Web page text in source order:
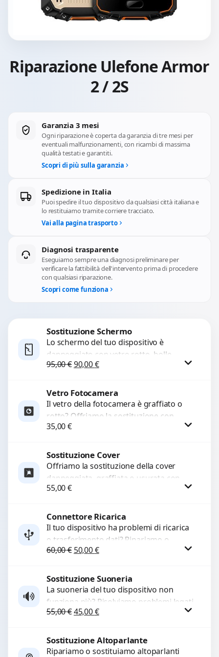
Riparazione Ulefone Armor
2 / 2S
Garanzia 3 mesi
Ogni riparazione è coperta da garanzia di tre mesi per
eventuali malfunzionamenti, con ricambi di massima
qualità testati e garantiti.
Scopri di più sulla garanzia
Spedizione in Italia
Puoi spedire il tuo dispositivo da qualsiasi città italiana e
lo restituiamo tramite corriere tracciato.
Vai alla pagina trasporto
Diagnosi trasparente
Eseguiamo sempre una diagnosi preliminare per
verificare la fattibilità dell'intervento prima di procedere
con qualsiasi riparazione.
Scopri come funziona
Sostituzione Schermo
Lo schermo del tuo dispositivo è
danneggiato con vetro rotto, bolle,
macchie, schermo nero o pixel morti?
95,00€Il prezzo originale era: 95,00 €.
90,00€Il prezzo attuale è: 90,00 €.
Procedi
Vetro Fotocamera
Il vetro della fotocamera è graffiato o
rotto? Offriamo la sostituzione con
ricambi di alta qualità garantiti per 3
35,00€
Procedi
Sostituzione Cover
Offriamo la sostituzione della cover
danneggiata, graffiata o usurata con
ricambi di alta qualità e garantiti.
55,00€
Procedi
Connettore Ricarica
Il tuo dispositivo ha problemi di ricarica
o trasferimento dati? Ripariamo o
sostituiamo connettori di ricarica guasti,
60,00€ Il prezzo originale era: 60,00 €.
50,00€Il prezzo attuale è: 50,00 €.
Procedi
Sostituzione Suoneria
La suoneria del tuo dispositivo non
funziona più? Risolviamo problemi legati
a moduli audio difettosi con interventi
55,00€Il prezzo originale era: 55,00 €.
45,00€Il prezzo attuale è: 45,00 €.
Procedi
Sostituzione Altoparlante
Ripariamo o sostituiamo altoparlanti